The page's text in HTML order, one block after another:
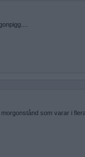
morgonstånd som varar i